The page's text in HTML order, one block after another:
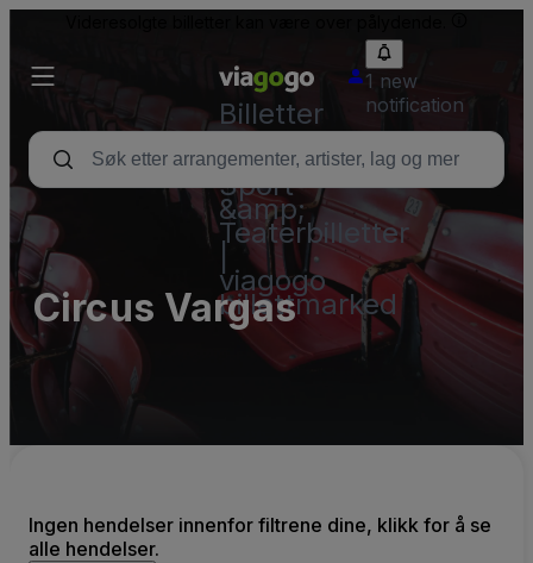
Billetter
–
Konsert,
Sport
&amp;
Teaterbilletter
viagogo
billettmarked
1 new
notification
Circus Vargas
Ingen hendelser innenfor filtrene dine, klikk for å se
alle hendelser.